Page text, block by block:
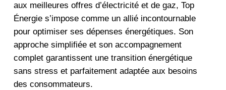
aux meilleures offres d’électricité et de gaz, Top
Énergie s’impose comme un allié incontournable
pour optimiser ses dépenses énergétiques. Son
approche simplifiée et son accompagnement
complet garantissent une transition énergétique
sans stress et parfaitement adaptée aux besoins
des consommateurs.